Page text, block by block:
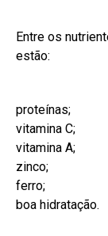
Entre os
estão:
proteínas;
vitamina C;
vitamina A;
zinco;
ferro;
boa hidratação.